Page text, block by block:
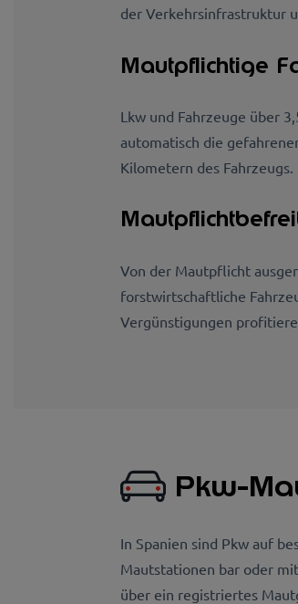
der Verkehrsinfrastruktur
Mautpflichtige
Lkw und Fahrzeuge über
automatisch die
Kilometern des Fahrzeugs.
Von der Mautpflicht
forstwirtschaftliche
Vergünstigungen
Pkw-
In Spanien sind Pkw auf
Mautstationen bar oder
über ein registriertes